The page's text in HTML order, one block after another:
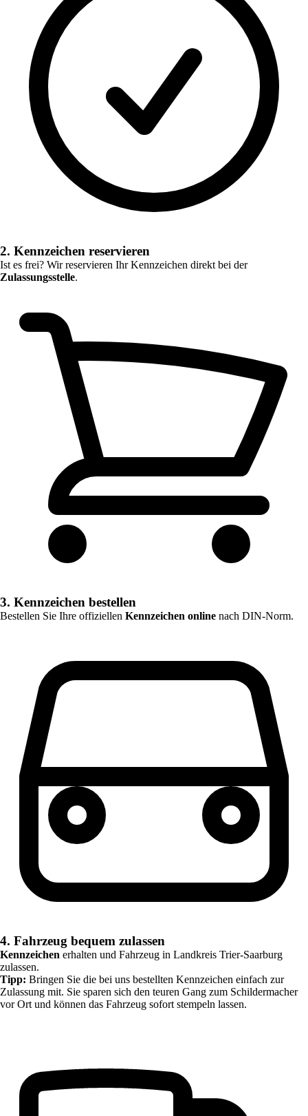
2. Kennzeichen reservieren
Ist es frei? Wir reservieren Ihr Kennzeichen direkt bei der
Zulassungsstelle.
3. Kennzeichen bestellen
Bestellen Sie Ihre offiziellen Kennzeichen online nach DIN-Norm.
4. Fahrzeug bequem zulassen
Kennzeichen erhalten und Fahrzeug in Landkreis Trier-Saarburg
zulassen.
Tipp: Bringen Sie die bei uns bestellten Kennzeichen einfach zur
Zulassung mit. Sie sparen sich den teuren Gang zum Schildermacher
vor Ort und können das Fahrzeug sofort stempeln lassen.